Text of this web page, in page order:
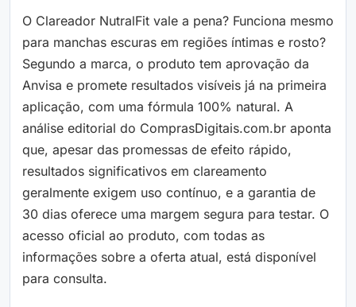
O Clareador NutralFit vale a pena? Funciona mesmo
para manchas escuras em regiões íntimas e rosto?
Segundo a marca, o produto tem aprovação da
Anvisa e promete resultados visíveis já na primeira
aplicação, com uma fórmula 100% natural. A
análise editorial do ComprasDigitais.com.br aponta
que, apesar das promessas de efeito rápido,
resultados significativos em clareamento
geralmente exigem uso contínuo, e a garantia de
30 dias oferece uma margem segura para testar. O
acesso oficial ao produto, com todas as
informações sobre a oferta atual, está disponível
para consulta.